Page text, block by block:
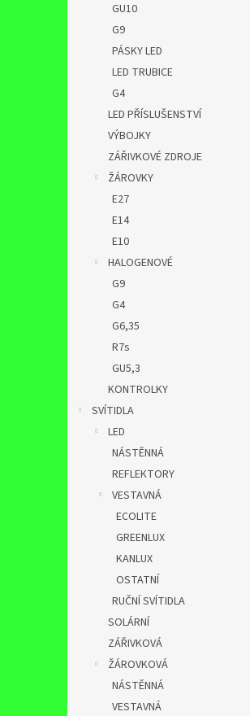
GU10
G9
PÁSKY LED
LED TRUBICE
G4
LED PŘÍSLUŠENSTVÍ
VÝBOJKY
ZÁŘIVKOVÉ ZDROJE
ŽÁROVKY
E27
E14
E10
HALOGENOVÉ
G9
G4
G6,35
R7s
GU5,3
KONTROLKY
SVÍTIDLA
LED
NÁSTĚNNÁ
REFLEKTORY
VESTAVNÁ
ECOLITE
GREENLUX
KANLUX
OSTATNÍ
RUČNÍ SVÍTIDLA
SOLÁRNÍ
ZÁŘIVKOVÁ
ŽÁROVKOVÁ
NÁSTĚNNÁ
VESTAVNÁ